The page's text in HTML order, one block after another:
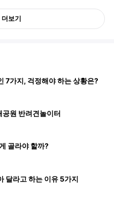
보기
7가지, 걱정해야 하는 상황은?
원 반려견놀이터
골라야 할까?
달라고 하는 이유 5가지